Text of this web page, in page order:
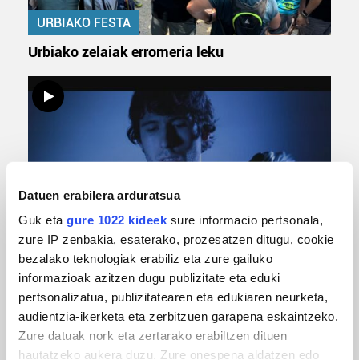
Datuen erabilera arduratsua
Guk eta gure 1022 kideek sure informacio pertsonala,
zure IP zenbakia, esaterako, prozesatzen ditugu, cookie
bezalako teknologiak erabiliz eta zure gailuko
informazioak azitzen dugu publizitate eta eduki
pertsonalizatua, publizitatearen eta edukiaren neurketa,
audientzia-ikerketa eta zerbitzuen garapena eskaintzeko.
Zure datuak nork eta zertarako erabiltzen dituen
hautatzeko aukera duzu. Zure onespena aldatzen edo
URBIAKO FESTA
Urbiako zelaiak erromeria leku
MUSIKA
Odik berria ezagutzeko aukera 'KimiK' eta
'Amaaaa!' abestiekin